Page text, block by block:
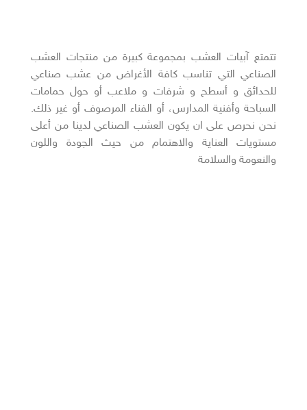
تتمتع آبيات العشب بمجموعة كبيرة من منتجات العشب
الصناعي التي تناسب كافة الأغراض من عشب صناعي
للحدائق و أسطح و شرفات و ملاعب أو حول حمامات
السباحة وأفنية المدارس، أو الفناء المرصوف أو غير ذلك.
نحن نحرص على ان يكون العشب الصناعي لدينا من أعلى
مستويات العناية والاهتمام من حيث الجودة واللون
والنعومة والسلامة